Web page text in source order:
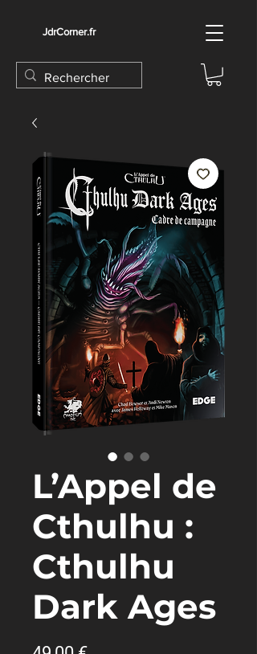
JdrCorner.fr
L’Appel de
Cthulhu :
Cthulhu
Dark Ages